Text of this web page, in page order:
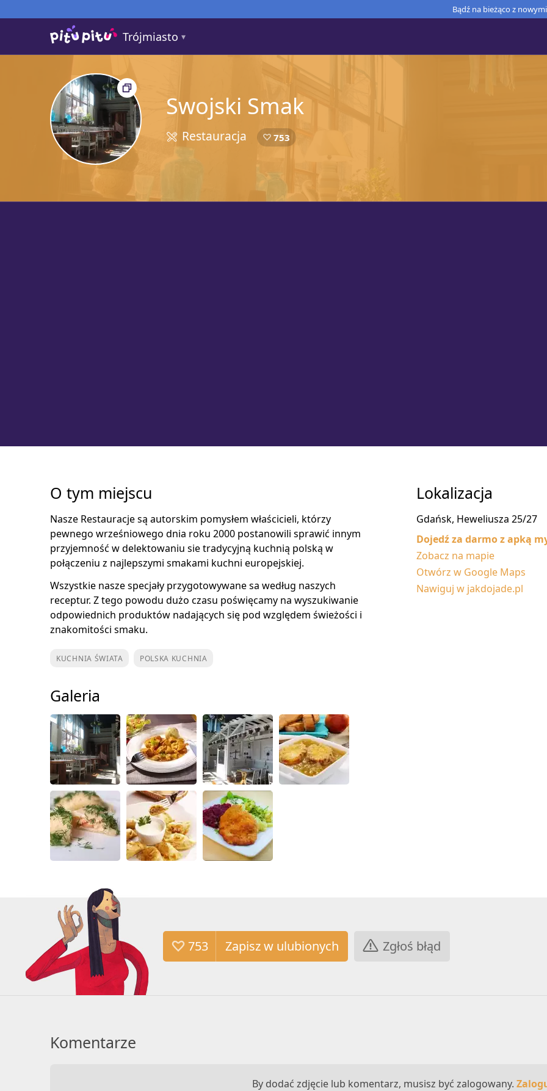
Bądź na bieżąco z
Trójmiasto
Swojski Smak
5 Restauracja 753
O tym miejscu
Nasze Restauracje są autorskim pomysłem właścicieli, którzy
pewnego wrześniowego dnia roku 2000 postanowili sprawić innym
przyjemność w delektowaniu sie tradycyjną kuchnią polską w
połączeniu z najlepszymi smakami kuchni europejskiej.
Wszystkie nasze specjały przygotowywane sa według naszych
receptur. Z tego powodu dużo czasu poświęcamy na wyszukiwanie
odpowiednich produktów nadających się pod względem świeżości i
znakomitości smaku.
KUCHNIA ŚWIATA POLSKA KUCHNIA
Galeria
Lokalizacja
Gdańsk, Heweliusza 25/27
Dojedź za darmo z apką
Zobacz na mapie
Otwórz w Google Maps
Nawiguj w jakdojade.pl
753 Zgłoś błąd
Komentarze
By dodać zdjęcie lub komentarz, musisz być zalogowany.